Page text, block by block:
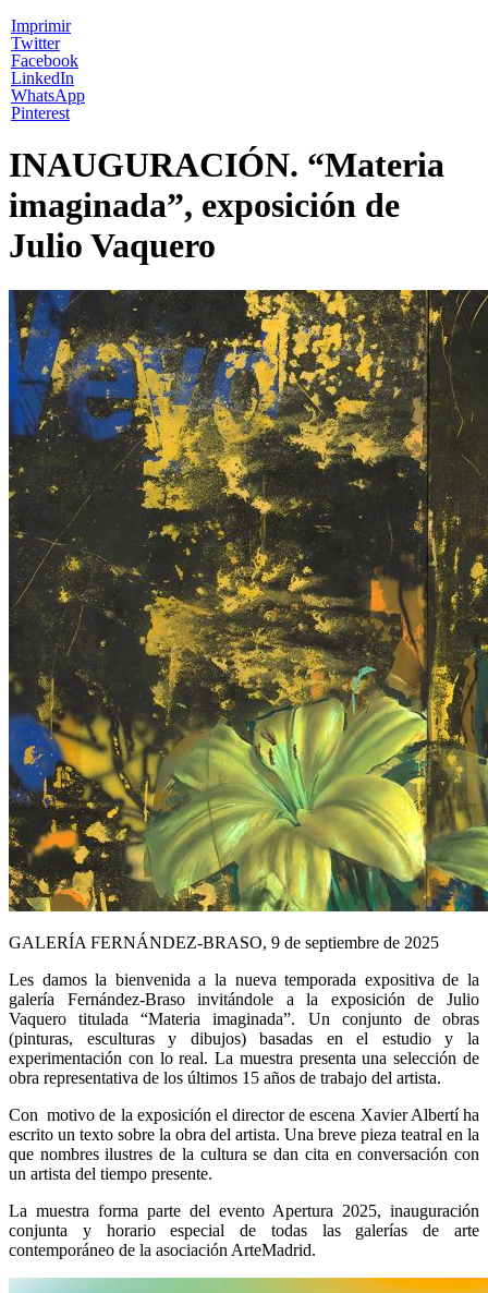
Imprimir
Twitter
Facebook
LinkedIn
WhatsApp
Pinterest
INAUGURACIÓN. “Materia
imaginada”, exposición de
Julio Vaquero
GALERÍA FERNÁNDEZ-BRASO, 9 de septiembre de 2025
Les damos la bienvenida a la nueva temporada expositiva de la
galería Fernández-Braso invitándole a la exposición de Julio
Vaquero titulada “Materia imaginada”. Un conjunto de obras
(pinturas, esculturas y dibujos) basadas en el estudio y la
experimentación con lo real. La muestra presenta una selección de
obra representativa de los últimos 15 años de trabajo del artista.
Con motivo de la exposición el director de escena Xavier Albertí ha
escrito un texto sobre la obra del artista. Una breve pieza teatral en la
que nombres ilustres de la cultura se dan cita en conversación con
un artista del tiempo presente.
La muestra forma parte del evento Apertura 2025, inauguración
conjunta y horario especial de todas las galerías de arte
contemporáneo de la asociación ArteMadrid.